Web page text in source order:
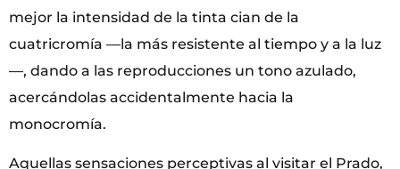
mejor la intensidad de la tinta cian de la
cuatricromía —la más resistente al tiempo y a la luz
—, dando a las reproducciones un tono azulado,
acercándolas accidentalmente hacia la
monocromía.
Aquellas sensaciones perceptivas al visitar el Prado,